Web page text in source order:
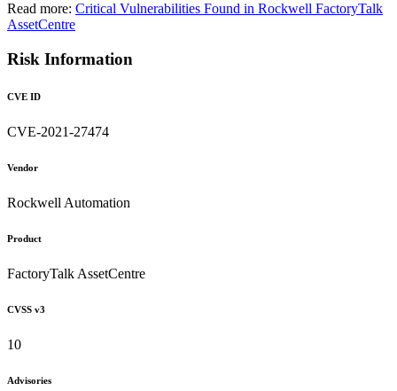
Read more: Critical Vulnerabilities Found in Rockwell FactoryTalk
AssetCentre
Risk Information
CVE ID
CVE-2021-27474
Vendor
Rockwell Automation
Product
FactoryTalk AssetCentre
CVSS v3
10
Advisories